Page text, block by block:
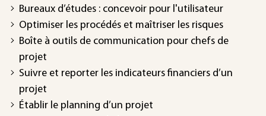
Bureaux d’études : concevoir pour l'utilisateur
Optimiser les procédés et maîtriser les risques
Boîte à outils de communication pour chefs de
projet
Suivre et reporter les indicateurs financiers d’un
projet
Établir le planning d’un projet